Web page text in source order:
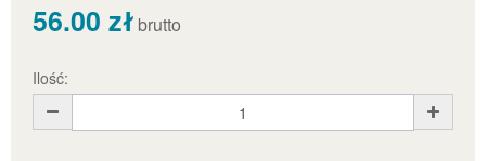
56.00 zł brutto
Ilość: